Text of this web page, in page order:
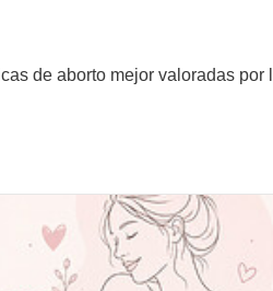
de aborto mejor valoradas por